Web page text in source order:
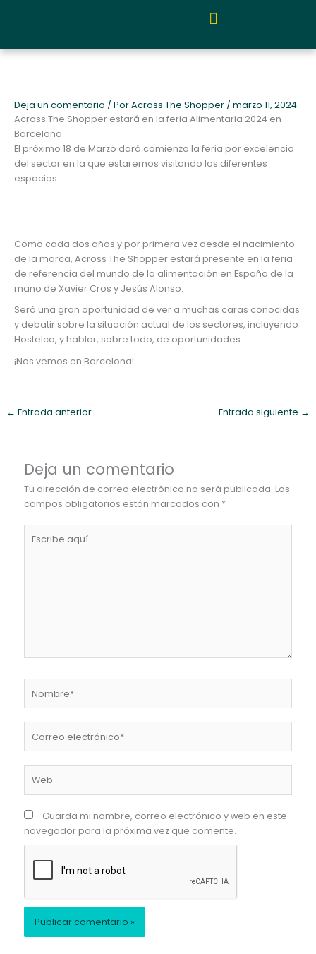
Deja un comentario / PorAcross The Shopper / marzo 11, 2024
Across The Shopper estará en la feria Alimentaria 2024 en
Barcelona
El próximo 18 de Marzo dará comienzo la feria por excelencia
del sector en la que estaremos visitando los diferentes
espacios.
Como cada dos años y por primera vez desde el nacimiento
de la marca, Across The Shopper estará presente en la feria
de referencia del mundo de la alimentación en España de la
mano de Xavier Cros y Jesús Alonso.
Será una gran oportunidad de ver a muchas caras conocidas
y debatir sobre la situación actual de los sectores, incluyendo
Hostelco, y hablar, sobre todo, de oportunidades.
¡Nos vemos en Barcelona!
← Entrada anterior Entrada siguiente →
Deja un comentario
Tu dirección de correo electrónico no será publicada. Los
campos obligatorios están marcados con *
aquí...
electrónico*
Guarda mi nombre, correo electrónico y web en este
navegador para la próxima vez que comente.